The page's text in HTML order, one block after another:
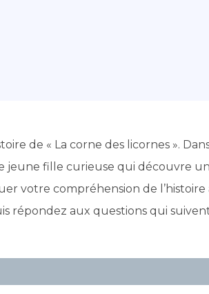
de « La corne des licornes ».
jeune fille curieuse qui découvre un
votre compréhension de l’histoire
répondez aux questions qui